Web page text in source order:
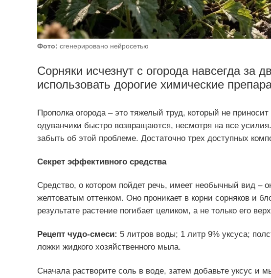
Фото: сгенерировано нейросетью
Сорняки исчезнут с огорода навсегда за
использовать дорогие химические
Прополка огорода – это тяжелый труд, который не
одуванчики быстро возвращаются, несмотря на все
забыть об этой проблеме. Достаточно трех доступных
Секрет эффективного средства
Средство, о котором пойдет речь, имеет необычный вид –
желтоватым оттенком. Оно проникает в корни сорняков и
результате растение погибает целиком, а не только его
Рецепт чудо-смеси: 5 литров воды; 1 литр 9% уксуса;
ложки жидкого хозяйственного мыла.
Сначала растворите соль в воде, затем добавьте уксус и